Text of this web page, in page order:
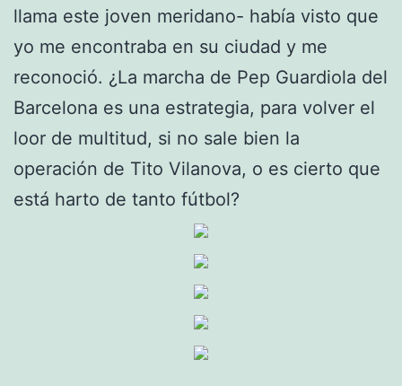
llama este joven meridano- había visto que
yo me encontraba en su ciudad y me
reconoció. ¿La marcha de Pep Guardiola del
Barcelona es una estrategia, para volver el
loor de multitud, si no sale bien la
operación de Tito Vilanova, o es cierto que
está harto de tanto fútbol?